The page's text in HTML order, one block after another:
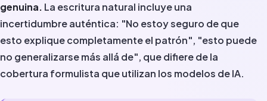
genuina. La escritura natural incluye una
incertidumbre auténtica: "No estoy seguro de que
esto explique completamente el patrón", "esto puede
no generalizarse más allá de", que difiere de la
cobertura formulista que utilizan los modelos de IA.